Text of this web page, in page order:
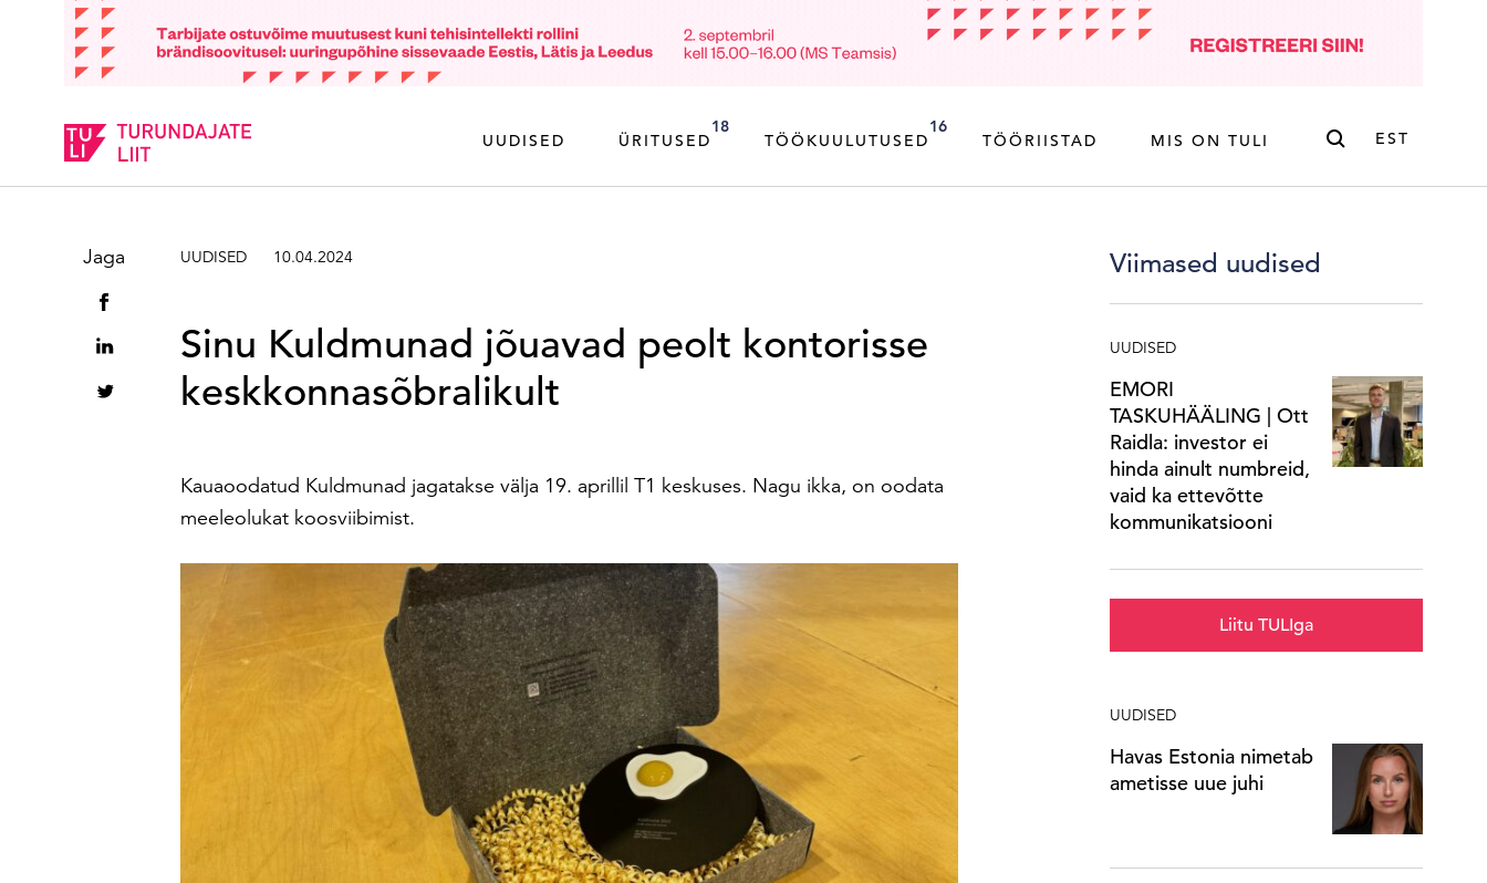
UUDISED ÜRITUSED
18
TÖÖKUULUTUSED
16
TÖÖRIISTAD MIS ON TULI EST
Sisesta märksõna Otsi
UUDISED 10.04.2024
Sinu Kuldmunad jõuavad peolt kontorisse
keskkonnasõbralikult
Kauaoodatud Kuldmunad jagatakse välja 19. aprillil T1 keskuses. Nagu ikka, on oodata
meeleolukat koosviibimist.
Jaga Viimased uudised
UUDISED
EMORI
TASKUHÄÄLING | Ott
Raidla: investor ei
hinda ainult numbreid,
vaid ka ettevõtte
kommunikatsiooni
Liitu TULIga
UUDISED
Havas Estonia nimetab
ametisse uue juhi